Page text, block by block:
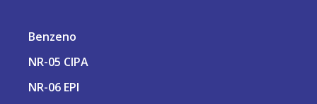
Benzeno
NR-05 CIPA
NR-06 EPI